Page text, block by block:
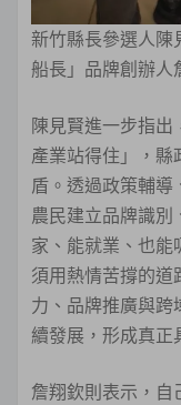
新竹縣長參選人陳
船長」品牌創辦人
陳見賢進一步指出
產業站得住」，縣
盾。透過政策輔
農民建立品牌識別
家、能就業、也
須用熱情苦撐的
力、品牌推廣與跨
續發展，形成真正
詹翔欽則表示，自